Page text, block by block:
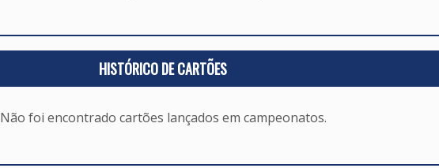
HISTÓRICO DE CARTÕES
Não foi encontrado cartões lançados em campeonatos.